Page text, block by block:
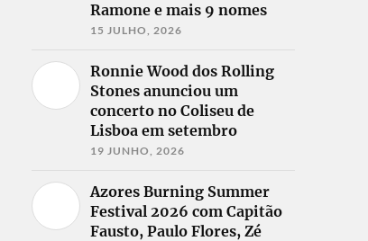
Ramone e mais 9 nomes
15 JULHO, 2026
Ronnie Wood dos Rolling
Stones anunciou um
concerto no Coliseu de
Lisboa em setembro
19 JUNHO, 2026
Azores Burning Summer
Festival 2026 com Capitão
Fausto, Paulo Flores, Zé